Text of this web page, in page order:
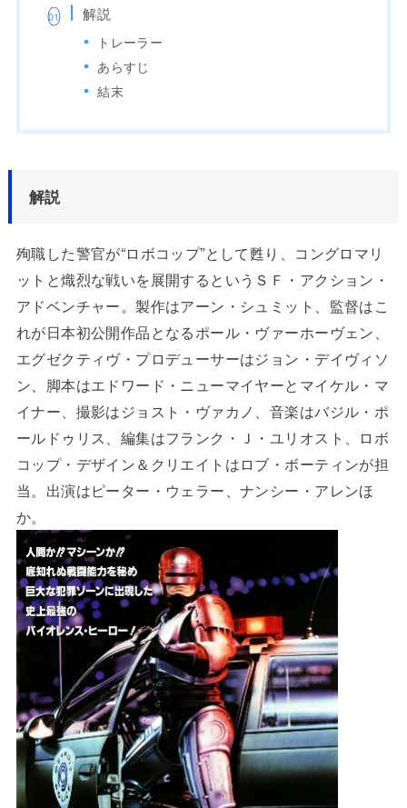
解説
トレーラー
あらすじ
結末
解説
殉職した警官が“ロボコップ”として甦り、コングロマリ
ットと熾烈な戦いを展開するというＳＦ・アクション・
アドベンチャー。製作はアーン・シュミット、監督はこ
れが日本初公開作品となるポール・ヴァーホーヴェン、
エグゼクティヴ・プロデューサーはジョン・デイヴィソ
ン、脚本はエドワード・ニューマイヤーとマイケル・マ
イナー、撮影はジョスト・ヴァカノ、音楽はバジル・ポ
ールドゥリス、編集はフランク・Ｊ・ユリオスト、ロボ
コップ・デザイン＆クリエイトはロブ・ボーティンが担
当。出演はピーター・ウェラー、ナンシー・アレンほ
か。